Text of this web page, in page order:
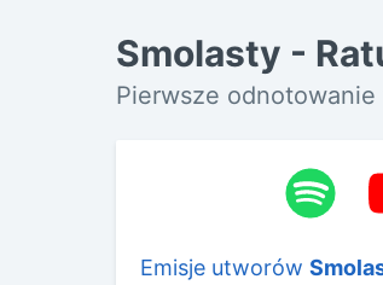
Smolasty -
Pierwsze
Emisje utworów